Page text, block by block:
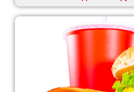
Лозовая
Лубны
Лука-Мелешковская